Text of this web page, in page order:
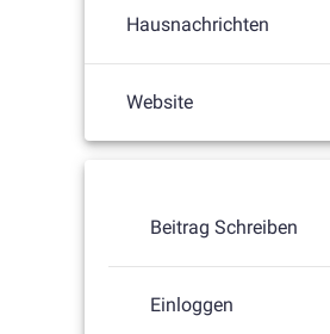
Hausnachrichten
Website
Beitrag Schreiben
Einloggen